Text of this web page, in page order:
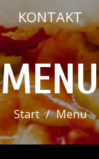
KONTAKT
MENU
Start Menu